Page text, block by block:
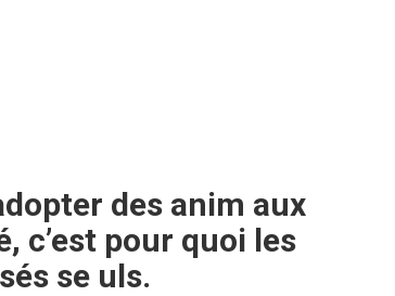
des anim aux
c’est pour quoi les
se uls.